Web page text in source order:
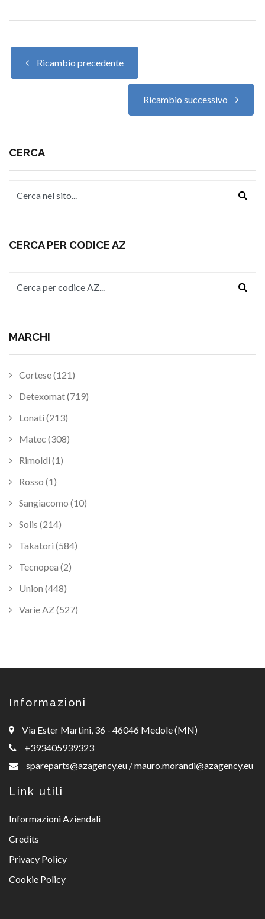
Ricambio precedente
Ricambio successivo
CERCA
CERCA PER CODICE AZ
MARCHI
Cortese (121)
Detexomat (719)
Lonati (213)
Matec (308)
Rimoldi (1)
Rosso (1)
Sangiacomo (10)
Solis (214)
Takatori (584)
Tecnopea (2)
Union (448)
Varie AZ (527)
Informazioni
Via Ester Martini, 36 - 46046 Medole (MN)
+393405939323
spareparts@azagency.eu /mauro.morandi@azagency.eu
Link utili
Informazioni Aziendali
Credits
Privacy Policy
Cookie Policy